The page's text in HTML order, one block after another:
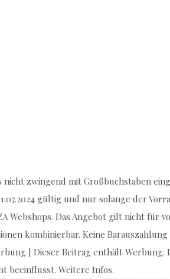
nicht zwingend mit Großbuchstaben
gültig und nur solange der
Webshops. Das Angebot gilt nicht für
kombinierbar. Keine
] Dieser Beitrag enthält
beeinflusst. Weitere Infos.